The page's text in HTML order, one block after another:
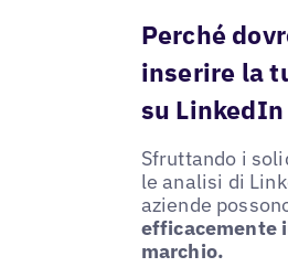
Perché
inserire la
su LinkedIn
Sfruttando i
le analisi di
aziende
efficacemente
marchio.